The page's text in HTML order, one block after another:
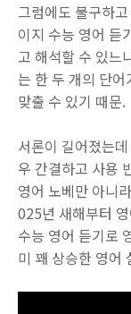
그럼에도 불구하
이지 수능 영어 듣
고 해석할 수 있느
는 한 두 개의 단
맞출 수 있기 때문.
서론이 길어졌는
우 간결하고 사용
영어 노베만 아니
025년 새해부터
수능 영어 듣기로
미 꽤 상승한 영어